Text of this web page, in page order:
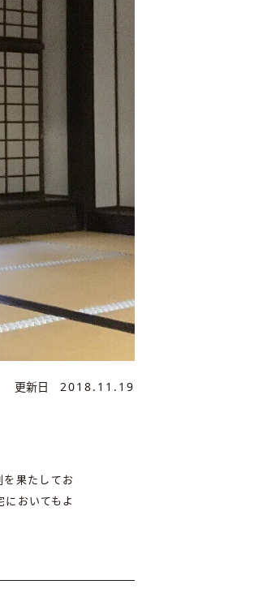
更新日 2018.11.19
果たしてお
おいてもよ